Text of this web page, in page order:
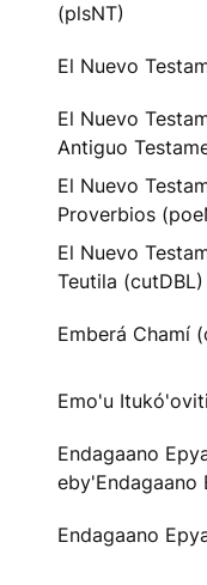
(plsNT)
El Nuevo
El Nuevo
Antiguo
El Nuevo
Proverbios
El Nuevo
Teutila (cutDBL)
Emberá Chamí
Emo'u
Endagaano
eby'Endagaano
Endagaano